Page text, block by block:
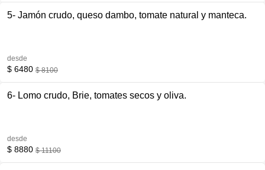
5- Jamón crudo, queso dambo, tomate natural y manteca.
desde
$ 6480 $ 8100
6- Lomo crudo, Brie, tomates secos y oliva.
desde
$ 8880 $ 11100